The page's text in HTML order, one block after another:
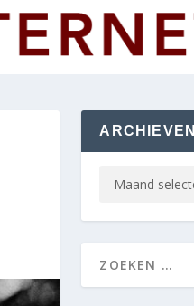
ARCHIEVEN